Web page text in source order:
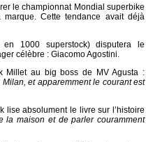
le championnat Mondial superbike
Cette tendance avait déjà
1000 superstock) disputera le
célèbre : Giacomo Agostini.
Millet au big boss de MV Agusta :
et apparemment le courant est
lise absolument le livre sur l’histoire
la maison et de parler couramment